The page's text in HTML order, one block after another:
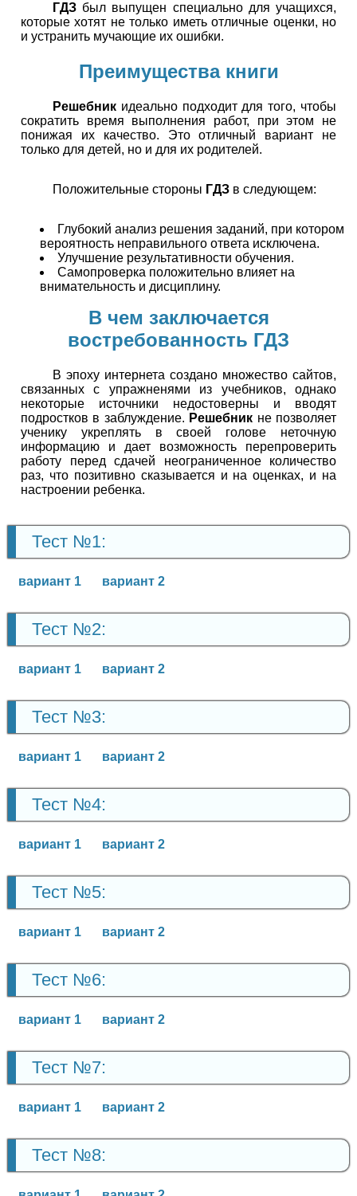
ГДЗ был выпущен специально для учащихся,
которые хотят не только иметь отличные оценки, но
и устранить мучающие их ошибки.
Преимущества книги
Решебник идеально подходит для того, чтобы
сократить время выполнения работ, при этом не
понижая их качество. Это отличный вариант не
только для детей, но и для их родителей.
Положительные стороны ГДЗ в следующем:
Глубокий анализ решения заданий, при котором
вероятность неправильного ответа исключена.
Улучшение результативности обучения.
Самопроверка положительно влияет на
внимательность и дисциплину.
В чем заключается
востребованность ГДЗ
В эпоху интернета создано множество сайтов,
связанных с упражненями из учебников, однако
некоторые источники недостоверны и вводят
подростков в заблуждение. Решебник не позволяет
ученику укреплять в своей голове неточную
информацию и дает возможность перепроверить
работу перед сдачей неограниченное количество
раз, что позитивно сказывается и на оценках, и на
настроении ребенка.
Тест №1:
вариант 1 вариант 2
Тест №2:
вариант 1 вариант 2
Тест №3:
вариант 1 вариант 2
Тест №4:
вариант 1 вариант 2
Тест №5:
вариант 1 вариант 2
Тест №6:
вариант 1 вариант 2
Тест №7:
вариант 1 вариант 2
Тест №8: